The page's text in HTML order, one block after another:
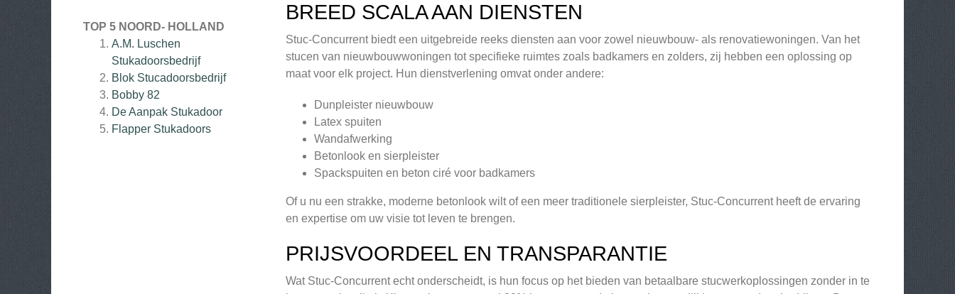
TOP 5 NOORD- HOLLAND
A.M. Luschen
Stukadoorsbedrijf
Blok Stucadoorsbedrijf
Bobby 82
De Aanpak Stukadoor
Flapper Stukadoors
BREED SCALA AAN DIENSTEN
Stuc-Concurrent biedt een uitgebreide reeks diensten aan voor zowel nieuwbouw- als renovatiewoningen. Van het
stucen van nieuwbouwwoningen tot specifieke ruimtes zoals badkamers en zolders, zij hebben een oplossing op
maat voor elk project. Hun dienstverlening omvat onder andere:
Dunpleister nieuwbouw
Latex spuiten
Wandafwerking
Betonlook en sierpleister
Spackspuiten en beton ciré voor badkamers
Of u nu een strakke, moderne betonlook wilt of een meer traditionele sierpleister, Stuc-Concurrent heeft de ervaring
en expertise om uw visie tot leven te brengen.
PRIJSVOORDEEL EN TRANSPARANTIE
Wat Stuc-Concurrent echt onderscheidt, is hun focus op het bieden van betaalbare stucwerkoplossingen zonder in te